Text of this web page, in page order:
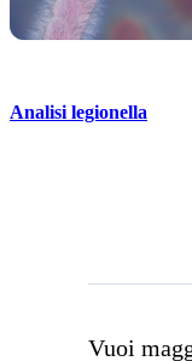
Analisi legionella
Vuoi